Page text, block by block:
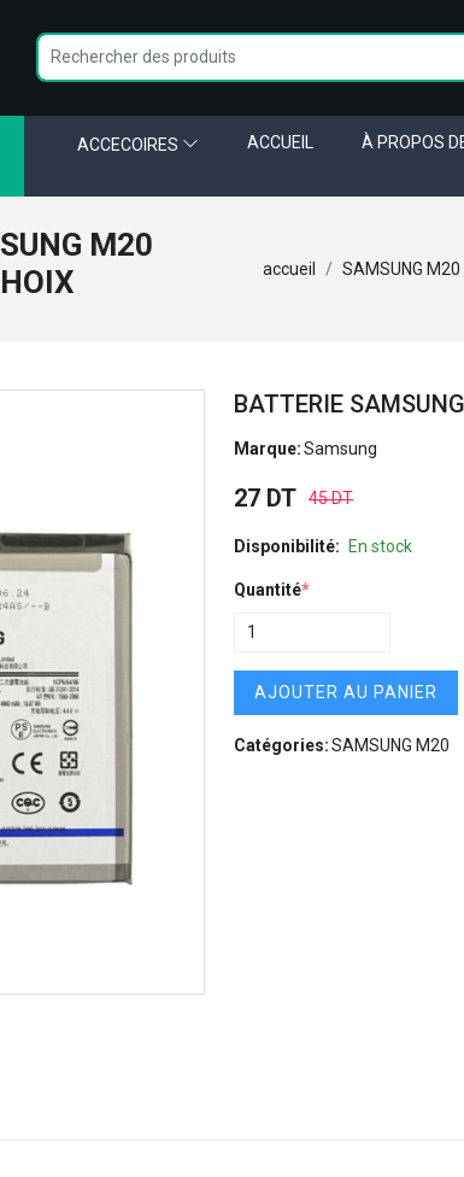
ACCECOIRES ACCUEIL À PROPOS
M20
accueil SAMSUNG M20
BATTERIE
Marque:Samsung
27 DT 45 DT
Disponibilité: En stock
Quantité*
AJOUTER AU PANIER
Catégories:SAMSUNG M20